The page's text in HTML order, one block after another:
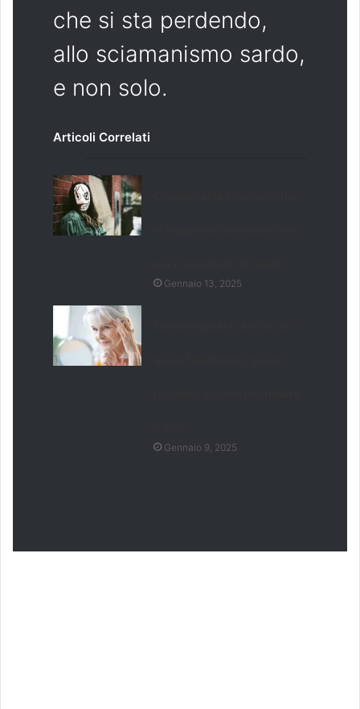
che si sta perdendo,
allo sciamanismo sardo,
e non solo.
Articoli Correlati
Gennaio 13, 2025
Gennaio 9, 2025